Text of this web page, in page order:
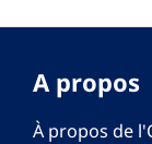
A propos
À propos de